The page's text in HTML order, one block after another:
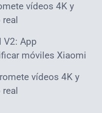
vídeos 4K y
V2: App
móviles Xiaomi
vídeos 4K y